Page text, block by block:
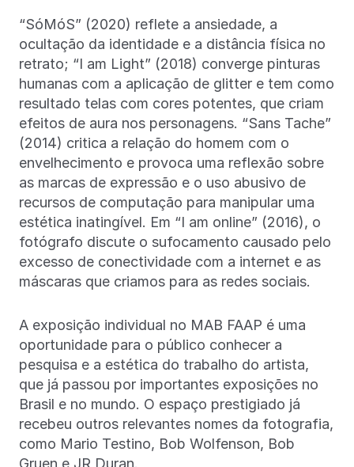
“SóMóS” (2020) reflete a ansiedade, a
ocultação da identidade e a distância física no
retrato; “I am Light” (2018) converge pinturas
humanas com a aplicação de glitter e tem como
resultado telas com cores potentes, que criam
efeitos de aura nos personagens. “Sans Tache”
(2014) critica a relação do homem com o
envelhecimento e provoca uma reflexão sobre
as marcas de expressão e o uso abusivo de
recursos de computação para manipular uma
estética inatingível. Em “I am online” (2016), o
fotógrafo discute o sufocamento causado pelo
excesso de conectividade com a internet e as
máscaras que criamos para as redes sociais.
A exposição individual no MAB FAAP é uma
oportunidade para o público conhecer a
pesquisa e a estética do trabalho do artista,
que já passou por importantes exposições no
Brasil e no mundo. O espaço prestigiado já
recebeu outros relevantes nomes da fotografia,
como Mario Testino, Bob Wolfenson, Bob
Gruen e JR Duran.